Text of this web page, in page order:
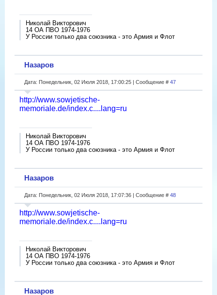
Николай Викторович
14 ОА ПВО 1974-1976
У России только два союзника - это Армия и Флот
Назаров
Дата: Понедельник, 02 Июля 2018, 17:00:25 | Сообщение # 47
http://www.sowjetische-
memoriale.de/index.c....lang=ru
Николай Викторович
14 ОА ПВО 1974-1976
У России только два союзника - это Армия и Флот
Назаров
Дата: Понедельник, 02 Июля 2018, 17:07:36 | Сообщение # 48
http://www.sowjetische-
memoriale.de/index.c....lang=ru
Николай Викторович
14 ОА ПВО 1974-1976
У России только два союзника - это Армия и Флот
Назаров